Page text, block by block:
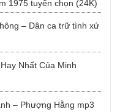
1975 tuyển chọn (24K)
– Dân ca trữ tình xứ
Nhất Của Minh
– Phượng Hằng mp3